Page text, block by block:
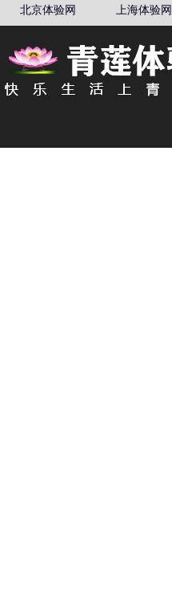
北京体验网
上海体验网